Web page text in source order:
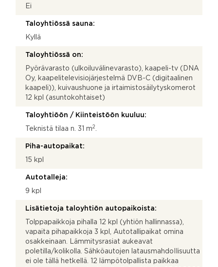
Ei
Taloyhtiössä sauna:
Kyllä
Taloyhtiössä on:
Pyörävarasto (ulkoiluvälinevarasto), kaapeli-tv (DNA
Oy, kaapelitelevisiojärjestelmä DVB-C (digitaalinen
kaapeli)), kuivaushuone ja irtaimistosäilytyskomerot
12 kpl (asuntokohtaiset)
Taloyhtiöön / Kiinteistöön kuuluu:
Teknistä tilaa n. 31 m2
Piha-autopaikat:
15 kpl
Autotalleja:
9 kpl
Lisätietoja taloyhtiön autopaikoista:
Tolppapaikkoja pihalla 12 kpl (yhtiön hallinnassa),
vapaita pihapaikkoja 3 kpl, Autotallipaikat omina
osakkeinaan. Lämmitysrasiat aukeavat
poletilla/kolikolla. Sähköautojen latausmahdoIIisuutta
ei ole tällä hetkellä. 12 lämpötolpallista paikkaa